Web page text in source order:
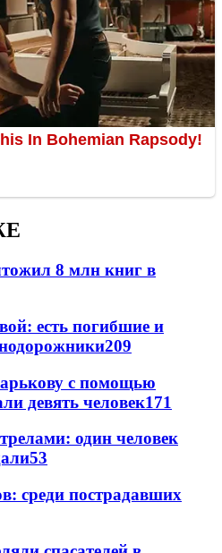
8 млн книг в
есть погибшие и
209
с помощью
девять человек171
один человек
53
среди пострадавших